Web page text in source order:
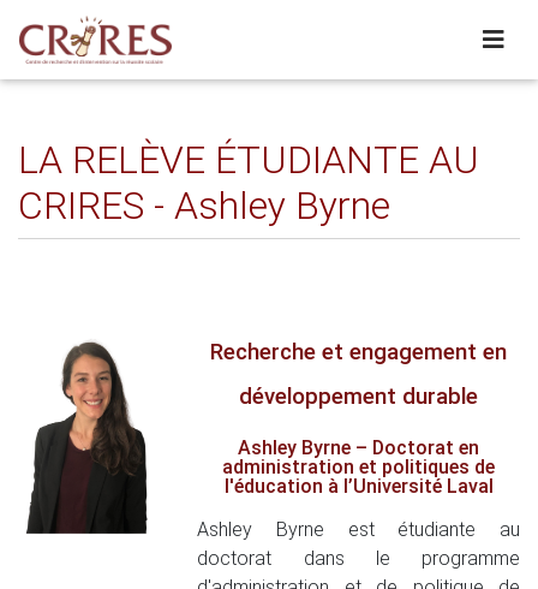
LA RELÈVE ÉTUDIANTE AU
CRIRES - Ashley Byrne
Recherche et engagement en
développement durable
Ashley Byrne – Doctorat en
administration et politiques de
l'éducation à l’Université Laval
Ashley Byrne est étudiante au
doctorat dans le programme